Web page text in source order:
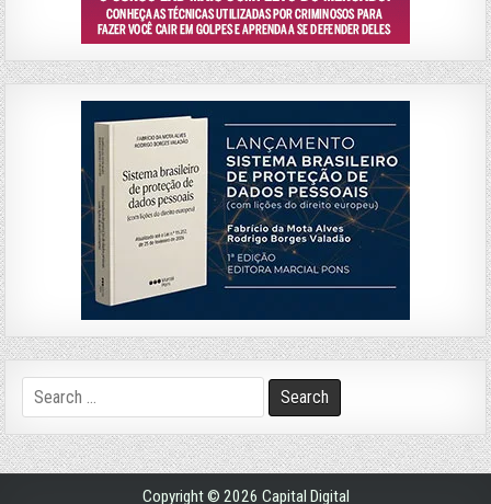
Search
for:
Copyright © 2026 Capital Digital